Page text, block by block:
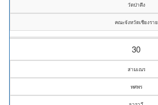
วัดป่าตึง
คณะจังหวัดเชียงราย
30
สามเณร
ทศพร